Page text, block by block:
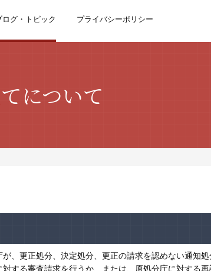
ログ・トピック プライバシーポリシー
について
、更正処分、決定処分、更正の請求を認めない通知
する審査請求を行うか、または、原処分庁に対する再